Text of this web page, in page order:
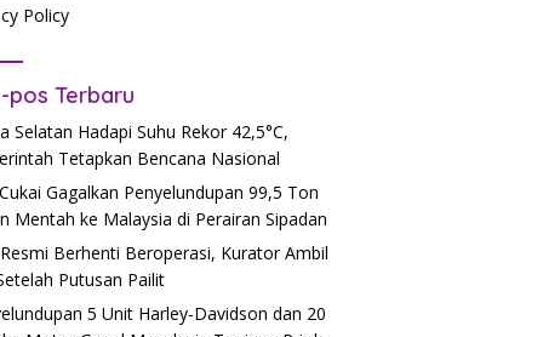
Policy
pos Terbaru
Selatan Hadapi Suhu Rekor 42,5°C,
Tetapkan Bencana Nasional
Gagalkan Penyelundupan 99,5 Ton
Mentah ke Malaysia di Perairan Sipadan
Berhenti Beroperasi, Kurator Ambil
Putusan Pailit
5 Unit Harley-Davidson dan 20